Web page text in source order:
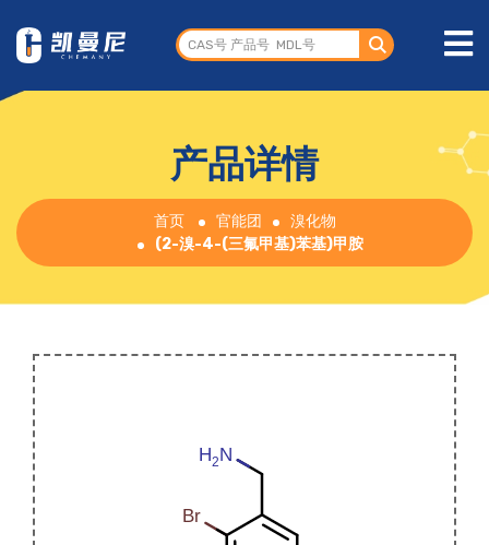
产品详情
首页 官能团
溴化物
(2-溴-4-(三氟甲基)苯基)甲胺